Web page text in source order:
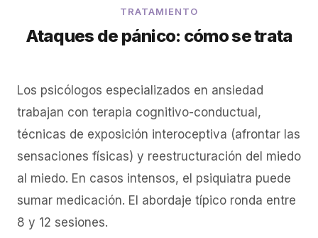
TRATAMIENTO
Ataques de pánico: cómo se trata
Los psicólogos especializados en ansiedad
trabajan con terapia cognitivo-conductual,
técnicas de exposición interoceptiva (afrontar las
sensaciones físicas) y reestructuración del miedo
al miedo. En casos intensos, el psiquiatra puede
sumar medicación. El abordaje típico ronda entre
8 y 12 sesiones.